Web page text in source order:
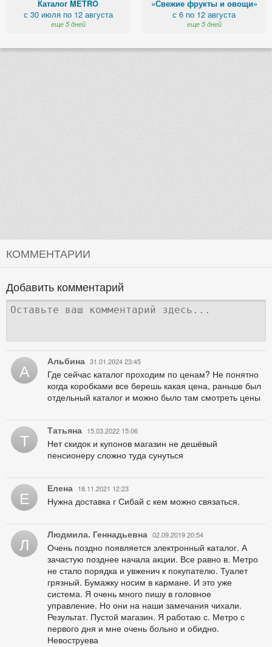
Каталог METRO
с 30 июля по 12 августа
еще 5 дней
«Свежие фрукты и овощи»
с 6 по 12 августа
еще 5 дней
КОММЕНТАРИИ
Добавить комментарий
А Альбина 31.01.2024 23:45
Где сейчас каталог проходим по ценам? Не понятно
когда коробками все берешь какая цена, раньше был
отдельный каталог и можно было там смотреть цены
Т Татьяна 15.03.2022 15:06
Нет скидок и купонов магазин не дешёвый
пенсионеру сложно туда сунуться
Е Елена 18.11.2021 12:23
Нужна доставка г Сибай с кем можно связаться.
Л Людмила. Геннадьевна 02.09.2019 20:54
Очень поздно появляется злектронный каталог. А
зачастую позднее начала акции. Все равно в. Метро
не стало порядка и увженич к покупателю. Туалет
грязный. Бумажку носим в кармане. И это уже
система. Я очень много пишу в головное
управление. Но они на наши замечания чихали.
Результат. Пустой магазин. Я работаю с. Метро с
первого дня и мне очень больно и обидно.
Невоструева